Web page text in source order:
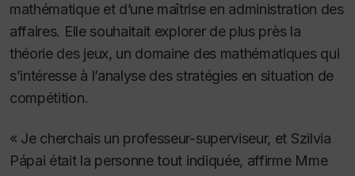
mathématique et d’une maîtrise en administration des
affaires. Elle souhaitait explorer de plus près la
théorie des jeux, un domaine des mathématiques qui
s’intéresse à l’analyse des stratégies en situation de
compétition.
« Je cherchais un professeur-superviseur, et Szilvia
Pápai était la personne tout indiquée, affirme Mme